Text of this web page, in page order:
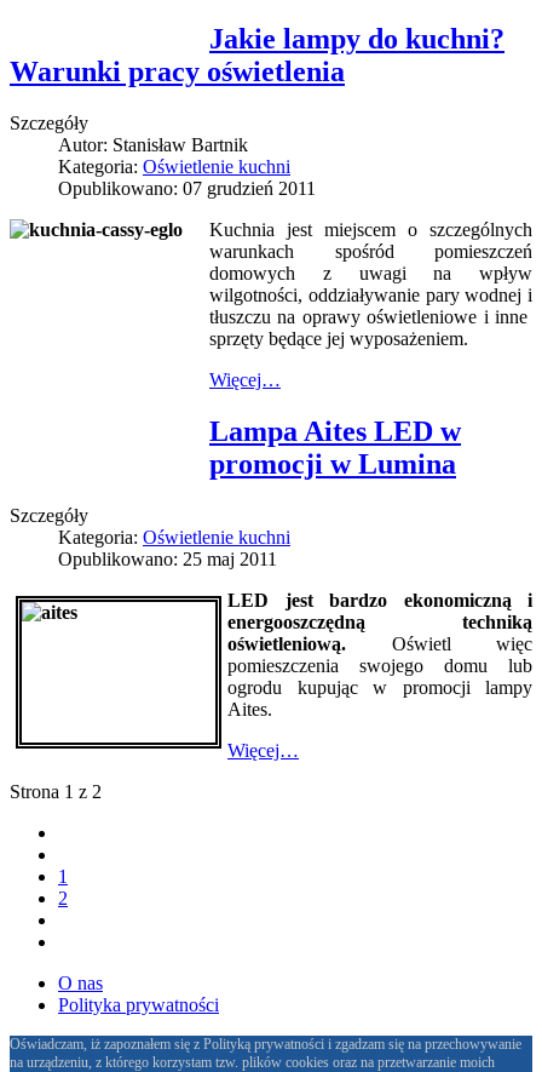
Jakie lampy do kuchni?
Warunki pracy oświetlenia
Szczegóły
Autor: Stanisław Bartnik
Kategoria: Oświetlenie kuchni
Opublikowano: 07 grudzień 2011
Kuchnia jest miejscem o szczególnych
warunkach spośród pomieszczeń
domowych z uwagi na wpływ
wilgotności, oddziaływanie pary wodnej i
tłuszczu na oprawy oświetleniowe i inne
sprzęty będące jej wyposażeniem.
Więcej…
Lampa Aites LED w
promocji w Lumina
Szczegóły
Kategoria: Oświetlenie kuchni
Opublikowano: 25 maj 2011
LED jest bardzo ekonomiczną i
energooszczędną techniką
oświetleniową. Oświetl więc
pomieszczenia swojego domu lub
ogrodu kupując w promocji lampy
Aites.
Więcej…
Strona 1 z 2
1
2
O nas
Polityka prywatności
Oświadczam, iż zapoznałem się z Polityką prywatności i zgadzam się na przechowywanie
na urządzeniu, z którego korzystam tzw. plików cookies oraz na przetwarzanie moich